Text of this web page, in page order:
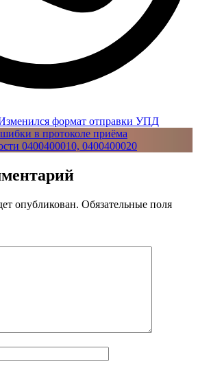
формат отправки УПД
в протоколе приёма
0400400010, 0400400020
опубликован. Обязательные поля